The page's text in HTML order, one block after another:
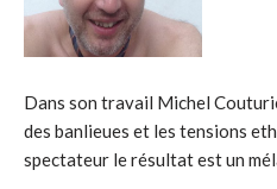
Dans son travail Michel
des banlieues et les tensions
spectateur le résultat est un